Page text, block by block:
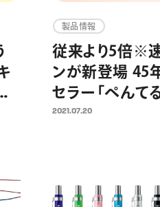
製品情報
従来より5倍※
ンが新登場 45
セラー「ぺんて
り 2021年8月6
2021.07.20